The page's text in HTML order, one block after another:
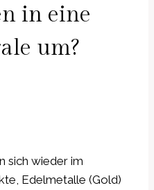
in eine
um?
sich wieder im
Edelmetalle (Gold)